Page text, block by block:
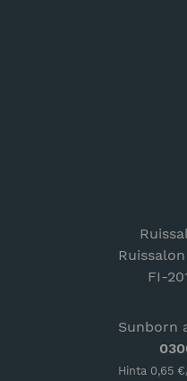
FI-
Sunborn
Hinta 0,65